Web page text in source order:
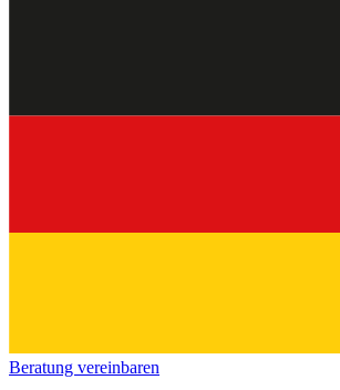
Beratung vereinbaren